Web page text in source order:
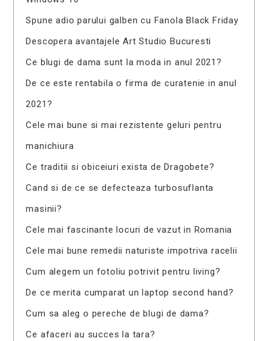
Spune adio parului galben cu Fanola Black Friday
Descopera avantajele Art Studio Bucuresti
Ce blugi de dama sunt la moda in anul 2021?
De ce este rentabila o firma de curatenie in anul
2021?
Cele mai bune si mai rezistente geluri pentru
manichiura
Ce traditii si obiceiuri exista de Dragobete?
Cand si de ce se defecteaza turbosuflanta
masinii?
Cele mai fascinante locuri de vazut in Romania
Cele mai bune remedii naturiste impotriva racelii
Cum alegem un fotoliu potrivit pentru living?
De ce merita cumparat un laptop second hand?
Cum sa aleg o pereche de blugi de dama?
Ce afaceri au succes la tara?